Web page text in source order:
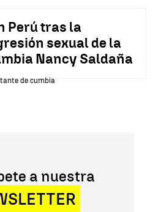
Perú tras la
sexual de la
Nancy Saldaña
a nuestra